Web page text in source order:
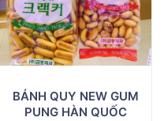
BÁNH QUY NEW GUM
PUNG HÀN QUỐC